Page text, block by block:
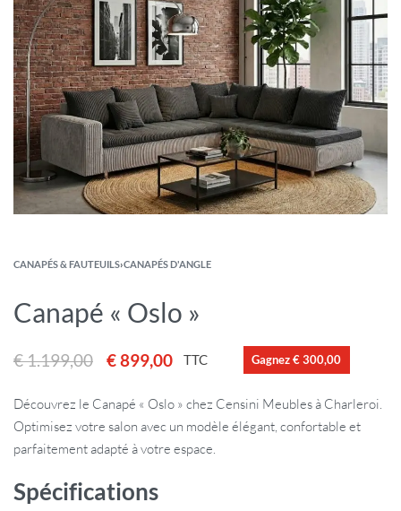
CANAPÉS & FAUTEUILS›CANAPÉS D'ANGLE
Canapé « Oslo »
€1.199,00 €899,00 TTC Gagnez € 300,00
Découvrez le Canapé « Oslo » chez Censini Meubles à Charleroi.
Optimisez votre salon avec un modèle élégant, confortable et
parfaitement adapté à votre espace.
Spécifications